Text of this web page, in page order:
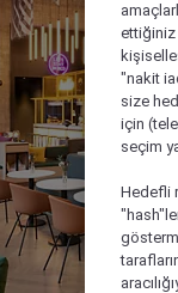
ettiğiniz
"nakit
size
için
seçim
Hedefli